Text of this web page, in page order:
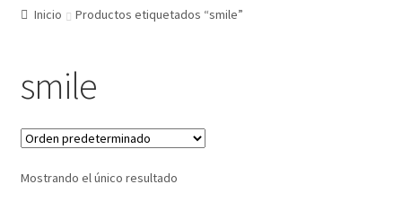
Secciones
Ofertas
Novedades
Inicio Productos etiquetados “smile”
smile
Mostrando el único resultado